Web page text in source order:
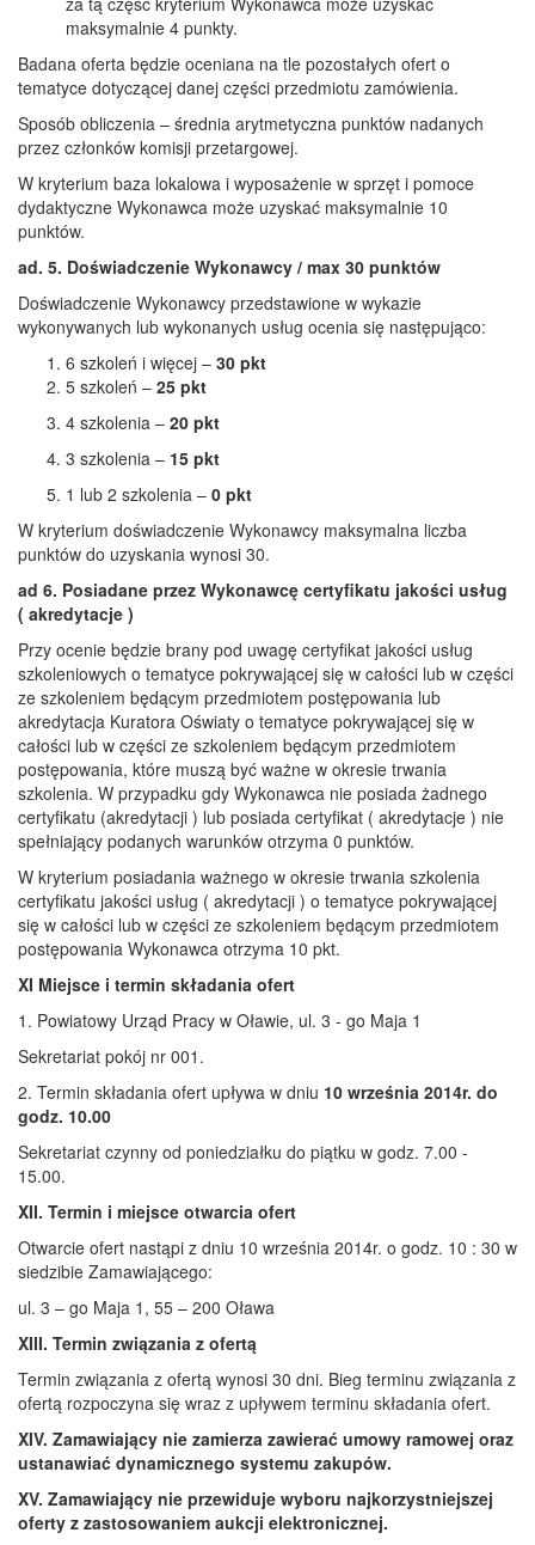
maksymalnie 4 punkty.
Badana oferta będzie oceniana na tle pozostałych ofert o
tematyce dotyczącej danej części przedmiotu zamówienia.
Sposób obliczenia – średnia arytmetyczna punktów nadanych
przez członków komisji przetargowej.
W kryterium baza lokalowa i wyposażenie w sprzęt i pomoce
dydaktyczne Wykonawca może uzyskać maksymalnie 10
punktów.
ad. 5. Doświadczenie Wykonawcy / max 30 punktów
Doświadczenie Wykonawcy przedstawione w wykazie
wykonywanych lub wykonanych usług ocenia się następująco:
6 szkoleń i więcej – 30 pkt
5 szkoleń – 25 pkt
4 szkolenia – 20 pkt
3 szkolenia – 15 pkt
1 lub 2 szkolenia – 0 pkt
W kryterium doświadczenie Wykonawcy maksymalna liczba
punktów do uzyskania wynosi 30.
ad 6. Posiadane przez Wykonawcę certyfikatu jakości usług
( akredytacje )
Przy ocenie będzie brany pod uwagę certyfikat jakości usług
szkoleniowych o tematyce pokrywającej się w całości lub w części
ze szkoleniem będącym przedmiotem postępowania lub
akredytacja Kuratora Oświaty o tematyce pokrywającej się w
całości lub w części ze szkoleniem będącym przedmiotem
postępowania, które muszą być ważne w okresie trwania
szkolenia. W przypadku gdy Wykonawca nie posiada żadnego
certyfikatu (akredytacji ) lub posiada certyfikat ( akredytacje ) nie
spełniający podanych warunków otrzyma 0 punktów.
W kryterium posiadania ważnego w okresie trwania szkolenia
certyfikatu jakości usług ( akredytacji ) o tematyce pokrywającej
się w całości lub w części ze szkoleniem będącym przedmiotem
postępowania Wykonawca otrzyma 10 pkt.
XI Miejsce i termin składania ofert
1. Powiatowy Urząd Pracy w Oławie, ul. 3 - go Maja 1
Sekretariat pokój nr 001.
2. Termin składania ofert upływa w dniu 10 września 2014r. do
godz. 10.00
Sekretariat czynny od poniedziałku do piątku w godz. 7.00 -
15.00.
XII. Termin i miejsce otwarcia ofert
Otwarcie ofert nastąpi z dniu 10 września 2014r. o godz. 10 : 30 w
siedzibie Zamawiającego:
ul. 3 – go Maja 1, 55 – 200 Oława
XIII. Termin związania z ofertą
Termin związania z ofertą wynosi 30 dni. Bieg terminu związania z
ofertą rozpoczyna się wraz z upływem terminu składania ofert.
XIV. Zamawiający nie zamierza zawierać umowy ramowej oraz
ustanawiać dynamicznego systemu zakupów.
XV. Zamawiający nie przewiduje wyboru najkorzystniejszej
oferty z zastosowaniem aukcji elektronicznej.